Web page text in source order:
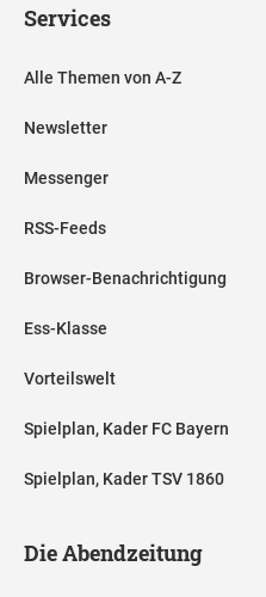
Services
Alle Themen von A-Z
Newsletter
Messenger
RSS-Feeds
Browser-Benachrichtigung
Ess-Klasse
Vorteilswelt
Spielplan, Kader FC Bayern
Spielplan, Kader TSV 1860
Die Abendzeitung